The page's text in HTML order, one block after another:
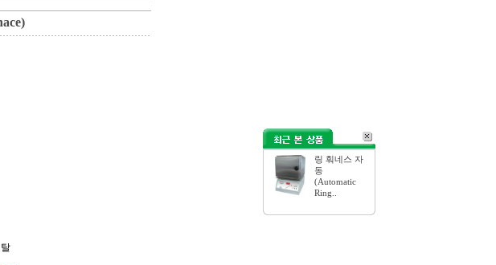
링 훠네스 자
동
(Automatic
Ring..